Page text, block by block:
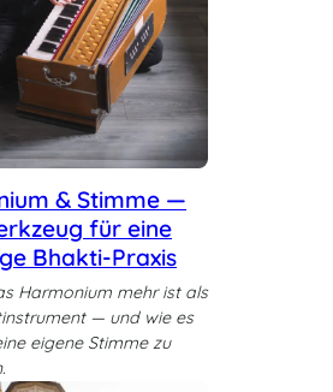
& Stimme —
für eine
Bhakti-Praxis
Harmonium mehr ist als
— und wie es
eigene Stimme zu